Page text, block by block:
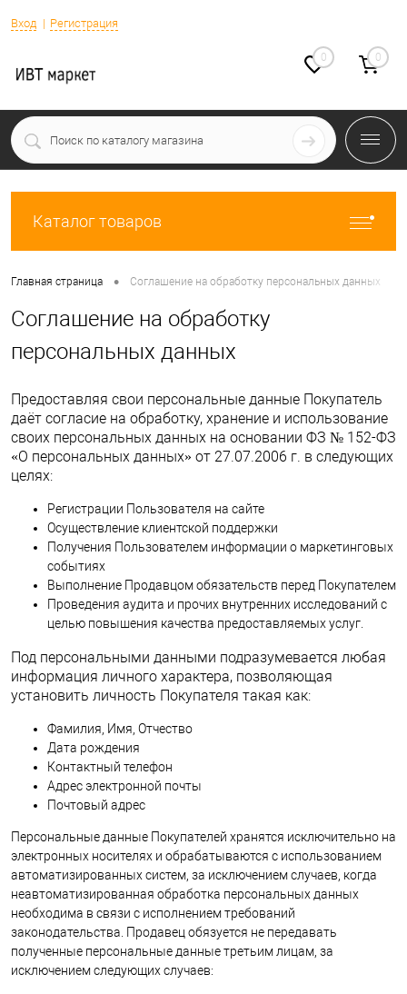
Вход Регистрация
0 0
Каталог товаров
Главная страница • Соглашение на обработку персональных данных
Соглашение на обработку
персональных данных
Предоставляя свои персональные данные Покупатель
даёт согласие на обработку, хранение и использование
своих персональных данных на основании ФЗ № 152-ФЗ
«О персональных данных» от 27.07.2006 г. в следующих
целях:
Регистрации Пользователя на сайте
Осуществление клиентской поддержки
Получения Пользователем информации о маркетинговых
событиях
Выполнение Продавцом обязательств перед Покупателем
Проведения аудита и прочих внутренних исследований с
целью повышения качества предоставляемых услуг.
Под персональными данными подразумевается любая
информация личного характера, позволяющая
установить личность Покупателя такая как:
Фамилия, Имя, Отчество
Дата рождения
Контактный телефон
Адрес электронной почты
Почтовый адрес
Персональные данные Покупателей хранятся исключительно на
электронных носителях и обрабатываются с использованием
автоматизированных систем, за исключением случаев, когда
неавтоматизированная обработка персональных данных
необходима в связи с исполнением требований
законодательства. Продавец обязуется не передавать
полученные персональные данные третьим лицам, за
исключением следующих случаев: